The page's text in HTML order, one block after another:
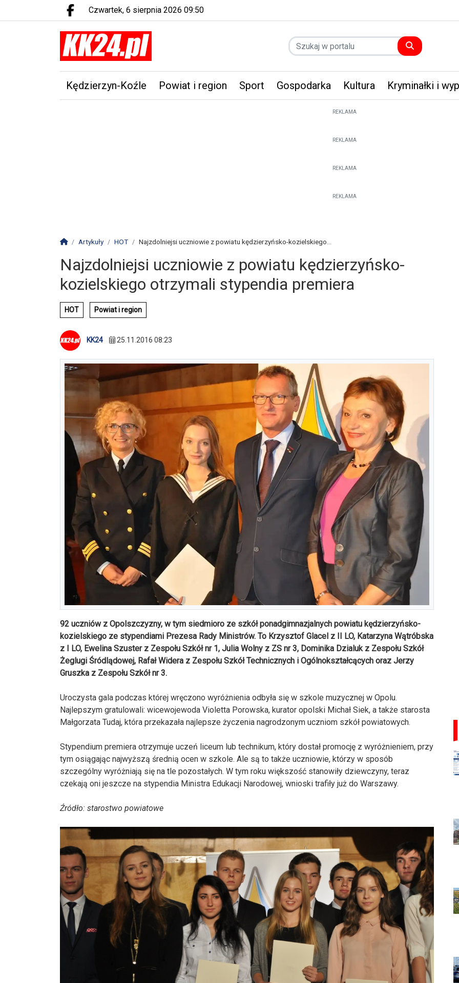
Facebook.com
czwartek, 6 sierpnia 2026 09:50
Kędzierzyn-Koźle Powiat i region Sport Gospodarka Kultura Kryminałki i
REKLAMA
REKLAMA
REKLAMA
REKLAMA
Strona główna
Artykuły HOT Najzdolniejsi uczniowie z powiatu kędzierzyńsko-kozielskiego...
Najzdolniejsi uczniowie z powiatu kędzierzyńsko-
kozielskiego otrzymali stypendia premiera
HOT Powiat i region
KK24 25.11.2016 08:23
92 uczniów z Opolszczyzny, w tym siedmioro ze szkół ponadgimnazjalnych powiatu kędzierzyńsko-
kozielskiego ze stypendiami Prezesa Rady Ministrów. To Krzysztof Glacel z II LO, Katarzyna Wątróbska
z I LO, Ewelina Szuster z Zespołu Szkół nr 1, Julia Wolny z ZS nr 3, Dominika Dzialuk z Zespołu Szkół
Żeglugi Śródlądowej, Rafał Widera z Zespołu Szkół Technicznych i Ogólnokształcących oraz Jerzy
Gruszka z Zespołu Szkół nr 3.
Uroczysta gala podczas której wręczono wyróżnienia odbyła się w szkole muzycznej w Opolu.
Najlepszym gratulowali: wicewojewoda Violetta Porowska, kurator opolski Michał Siek, a także starosta
Małgorzata Tudaj, która przekazała najlepsze życzenia nagrodzonym uczniom szkół powiatowych.
Stypendium premiera otrzymuje uczeń liceum lub technikum, który dostał promocję z wyróżnieniem, przy
tym osiągając najwyższą średnią ocen w szkole. Ale są to także uczniowie, którzy w sposób
szczególny wyróżniają się na tle pozostałych. W tym roku większość stanowiły dziewczyny, teraz
czekają oni jeszcze na stypendia Ministra Edukacji Narodowej, wnioski trafiły już do Warszawy.
Źródło: starostwo powiatowe